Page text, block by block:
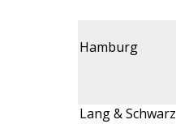
Hamburg
Lang & Schwarz